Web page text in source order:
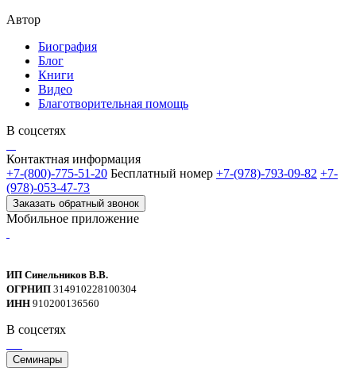
Автор
Биография
Блог
Книги
Видео
Благотворительная помощь
В соцсетях
Контактная информация
+7-(800)-775-51-20 Бесплатный номер +7-(978)-793-09-82 +7-
(978)-053-47-73
Заказать обратный звонок
Мобильное приложение
ИП Синельников В.В.
ОГРНИП 314910228100304
ИНН 910200136560
В соцсетях
Семинары